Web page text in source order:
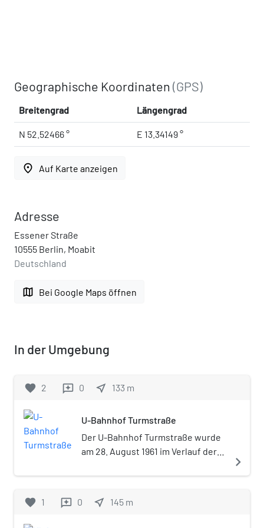
Geographische Koordinaten(GPS)
Breitengrad Längengrad
N 52.52466 ° E 13.34149 °
place Auf Karte anzeigen
Adresse
Essener Straße
10555 Berlin, Moabit
Deutschland
map Bei Google Maps öffnen
In der Umgebung
favorite 2 reviews 0 near_me 133 m
U-Bahnhof Turmstraße
Der U-Bahnhof Turmstraße wurde
am 28. August 1961 im Verlauf der
Im Bahnhofsverzeichnis der BVG
Tm. Beim Bau des Bahnhofs ist die
navigate_next
favorite 1 reviews 0 near_me 145 m